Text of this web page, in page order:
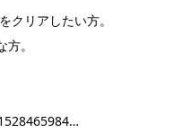
クリアしたい方。
。